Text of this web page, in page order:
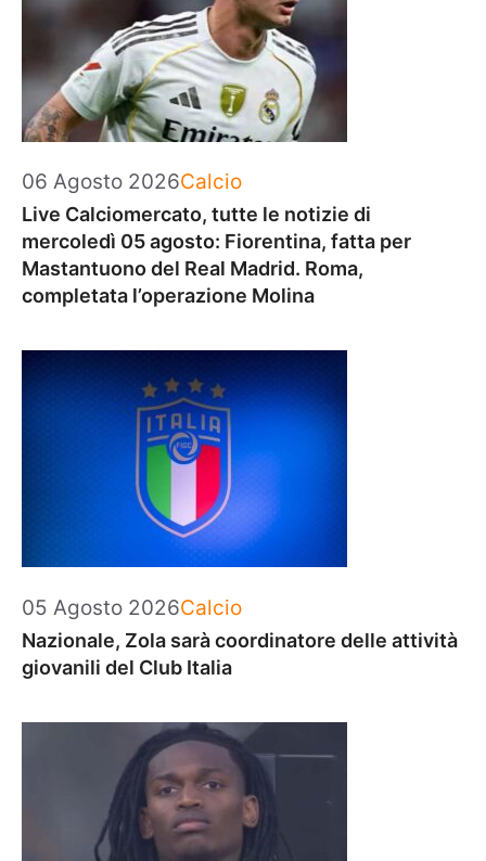
06 Agosto 2026Categorie
Calcio
Live Calciomercato, tutte le notizie di
mercoledì 05 agosto: Fiorentina, fatta per
Mastantuono del Real Madrid. Roma,
completata l’operazione Molina
05 Agosto 2026Categorie
Calcio
Nazionale, Zola sarà coordinatore delle attività
giovanili del Club Italia